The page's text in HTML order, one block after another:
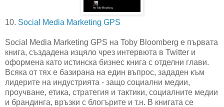
10. Social Media Marketing GPS
Social Media Marketing GPS на Toby Bloomberg е първата
книга, създадена изцяло чрез интервюта в Twitter и
оформена като истинска бизнес книга с отделни глави.
Всяка от тях е базирана на един въпрос, зададен към
лидерите на индустрията - защо социални медии,
проучване, етика, стратегия и тактики, социалните медии
и брандинга, връзки с блогърите и т.н. В книгата се